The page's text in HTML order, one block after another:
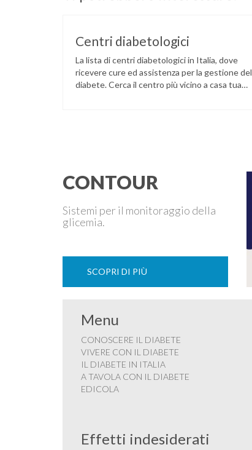
Centri diabetologici
La lista di centri diabetologici in Italia, dove
ricevere cure ed assistenza per la gestione del
diabete. Cerca il centro più vicino a casa tua
CONTOUR
Sistemi per il monitoraggio della
glicemia.
SCOPRI DI PIÙ
Menu
CONOSCERE IL DIABETE
VIVERE CON IL DIABETE
IL DIABETE IN ITALIA
A TAVOLA CON IL DIABETE
EDICOLA
Effetti indesiderati